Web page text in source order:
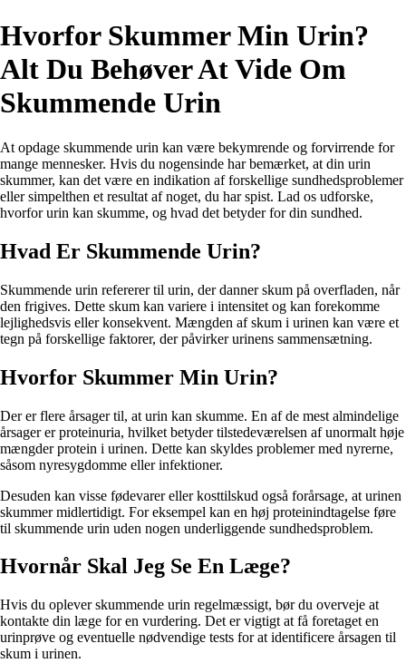
Hvorfor Skummer Min Urin?
Alt Du Behøver At Vide Om
Skummende Urin
At opdage skummende urin kan være bekymrende og forvirrende for
mange mennesker. Hvis du nogensinde har bemærket, at din urin
skummer, kan det være en indikation af forskellige sundhedsproblemer
eller simpelthen et resultat af noget, du har spist. Lad os udforske,
hvorfor urin kan skumme, og hvad det betyder for din sundhed.
Hvad Er Skummende Urin?
Skummende urin refererer til urin, der danner skum på overfladen, når
den frigives. Dette skum kan variere i intensitet og kan forekomme
lejlighedsvis eller konsekvent. Mængden af skum i urinen kan være et
tegn på forskellige faktorer, der påvirker urinens sammensætning.
Hvorfor Skummer Min Urin?
Der er flere årsager til, at urin kan skumme. En af de mest almindelige
årsager er proteinuria, hvilket betyder tilstedeværelsen af unormalt høje
mængder protein i urinen. Dette kan skyldes problemer med nyrerne,
såsom nyresygdomme eller infektioner.
Desuden kan visse fødevarer eller kosttilskud også forårsage, at urinen
skummer midlertidigt. For eksempel kan en høj proteinindtagelse føre
til skummende urin uden nogen underliggende sundhedsproblem.
Hvornår Skal Jeg Se En Læge?
Hvis du oplever skummende urin regelmæssigt, bør du overveje at
kontakte din læge for en vurdering. Det er vigtigt at få foretaget en
urinprøve og eventuelle nødvendige tests for at identificere årsagen til
skum i urinen.